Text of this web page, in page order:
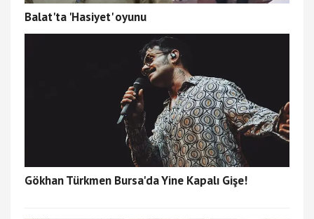
Balat'ta 'Hasiyet' oyunu
Gökhan Türkmen Bursa'da Yine Kapalı Gişe!